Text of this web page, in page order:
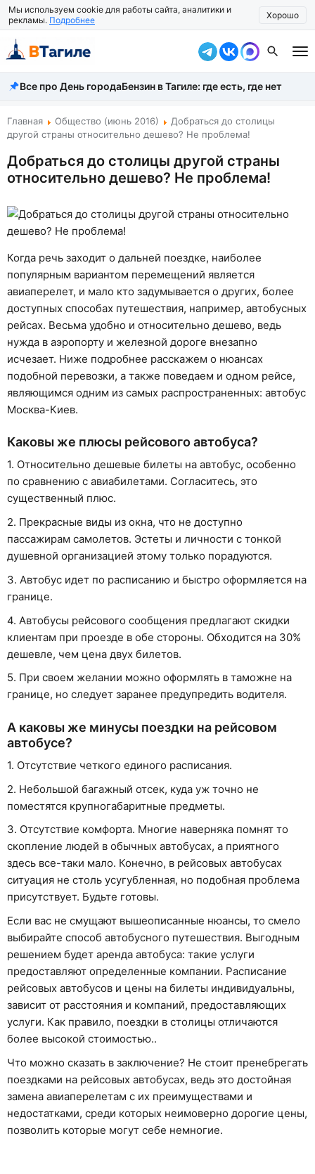
Мы используем cookie для работы сайта, аналитики и
рекламы. Подробнее Хорошо
Все новости
Происшествия
Власть
Жизнь
Экономика
Общество
Рассказать новость
Все про День городаБензин в Тагиле: где есть, где нет
Главная Общество (июнь 2016)
Добраться до столицы
другой страны относительно дешево? Не проблема!
Добраться до столицы другой страны
относительно дешево? Не проблема!
Когда речь заходит о дальней поездке, наиболее
популярным вариантом перемещений является
авиаперелет, и мало кто задумывается о других, более
доступных способах путешествия, например, автобусных
рейсах. Весьма удобно и относительно дешево, ведь
нужда в аэропорту и железной дороге внезапно
исчезает. Ниже подробнее расскажем о нюансах
подобной перевозки, а также поведаем и одном рейсе,
являющимся одним из самых распространенных: автобус
Москва-Киев.
Каковы же плюсы рейсового автобуса?
1. Относительно дешевые билеты на автобус, особенно
по сравнению с авиабилетами. Согласитесь, это
существенный плюс.
2. Прекрасные виды из окна, что не доступно
пассажирам самолетов. Эстеты и личности с тонкой
душевной организацией этому только порадуются.
3. Автобус идет по расписанию и быстро оформляется на
границе.
4. Автобусы рейсового сообщения предлагают скидки
клиентам при проезде в обе стороны. Обходится на 30%
дешевле, чем цена двух билетов.
5. При своем желании можно оформлять в таможне на
границе, но следует заранее предупредить водителя.
А каковы же минусы поездки на рейсовом
автобусе?
1. Отсутствие четкого единого расписания.
2. Небольшой багажный отсек, куда уж точно не
поместятся крупногабаритные предметы.
3. Отсутствие комфорта. Многие наверняка помнят то
скопление людей в обычных автобусах, а приятного
здесь все-таки мало. Конечно, в рейсовых автобусах
ситуация не столь усугубленная, но подобная проблема
присутствует. Будьте готовы.
Если вас не смущают вышеописанные нюансы, то смело
выбирайте способ автобусного путешествия. Выгодным
решением будет аренда автобуса: такие услуги
предоставляют определенные компании. Расписание
рейсовых автобусов и цены на билеты индивидуальны,
зависит от расстояния и компаний, предоставляющих
услуги. Как правило, поездки в столицы отличаются
более высокой стоимостью..
Что можно сказать в заключение? Не стоит пренебрегать
поездками на рейсовых автобусах, ведь это достойная
замена авиаперелетам с их преимуществами и
недостатками, среди которых неимоверно дорогие цены,
позволить которые могут себе немногие.